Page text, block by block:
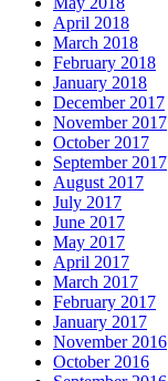
April 2018
March 2018
February 2018
January 2018
December 2017
November 2017
October 2017
September 2017
August 2017
July 2017
June 2017
May 2017
April 2017
March 2017
February 2017
January 2017
November 2016
October 2016